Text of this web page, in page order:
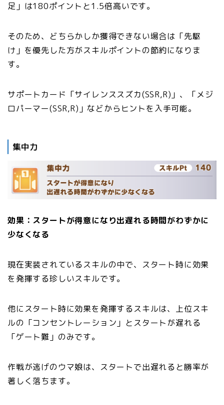
足」は180ポイントと1.5倍高いです。
そのため、どちらかしか獲得できない場合は「先駆
け」を優先した方がスキルポイントの節約になりま
す。
サポートカード「サイレンススズカ(SSR,R)」、「メジ
ロパーマー(SSR,R)」などからヒントを入手可能。
集中力
効果：スタートが得意になり出遅れる時間がわずかに
少なくなる
現在実装されているスキルの中で、スタート時に効果
を発揮する珍しいスキルです。
他にスタート時に効果を発揮するスキルは、上位スキ
ルの「コンセントレーション」とスタートが遅れる
「ゲート難」のみです。
作戦が逃げのウマ娘は、スタートで出遅れると勝率が
著しく落ちます。